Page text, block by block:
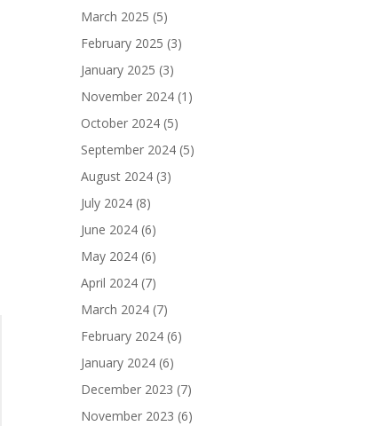
March 2025 (5)
February 2025 (3)
January 2025 (3)
November 2024 (1)
October 2024 (5)
September 2024 (5)
August 2024 (3)
July 2024 (8)
June 2024 (6)
May 2024 (6)
April 2024 (7)
March 2024 (7)
February 2024 (6)
January 2024 (6)
December 2023 (7)
November 2023 (6)